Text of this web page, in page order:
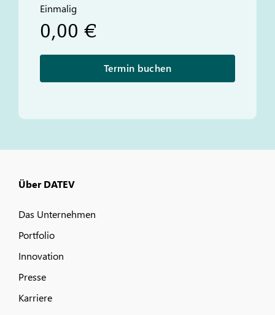
Einmalig
0,00 €
Termin buchen
Über DATEV
Das Unternehmen
Portfolio
Innovation
Presse
Karriere